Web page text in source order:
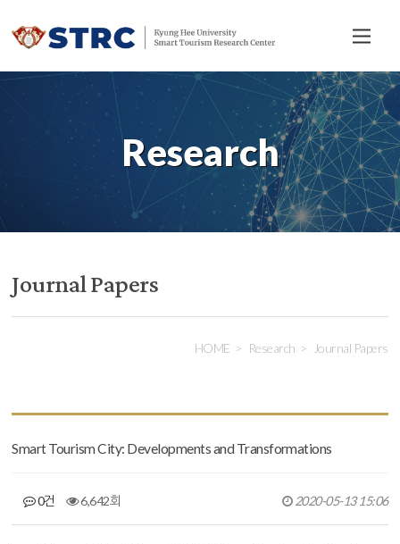
전
체
메
뉴
Research
Journal Papers
HOME Research Journal Papers
Smart Tourism City: Developments and Transformations
0건 6,642회 2020-05-13 15:06